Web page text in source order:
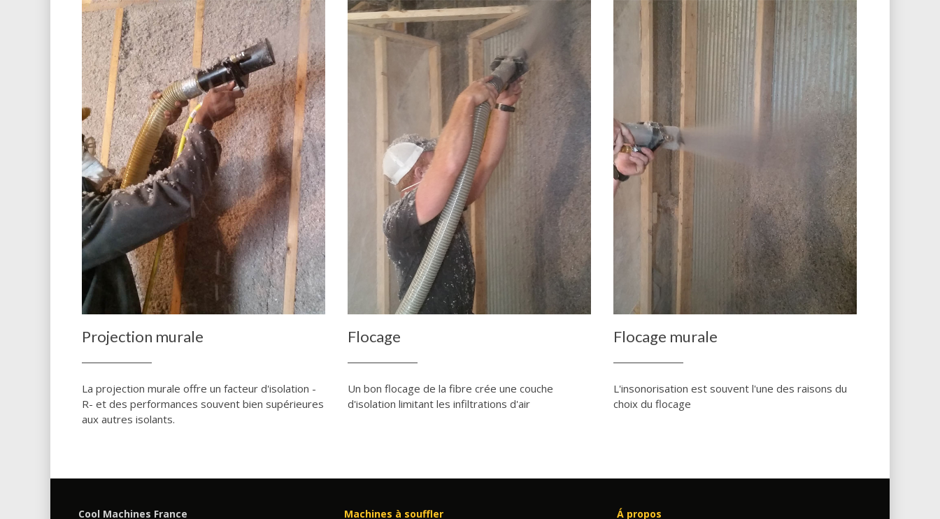
Projection murale
La projection murale offre un facteur d'isolation -
R- et des performances souvent bien supérieures
aux autres isolants.
Flocage
Un bon flocage de la fibre crée une couche
d'isolation limitant les infiltrations d'air
Flocage murale
L'insonorisation est souvent l'une des raisons du
choix du flocage
Cool Machines France Machines à souffler Á propos